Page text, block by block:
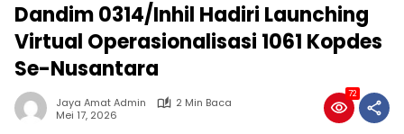
Dandim 0314/Inhil Hadiri Launching
Virtual Operasionalisasi 1061 Kopdes
Se-Nusantara
Jaya Amat Admin
2 Min Baca
Mei 17, 2026
72